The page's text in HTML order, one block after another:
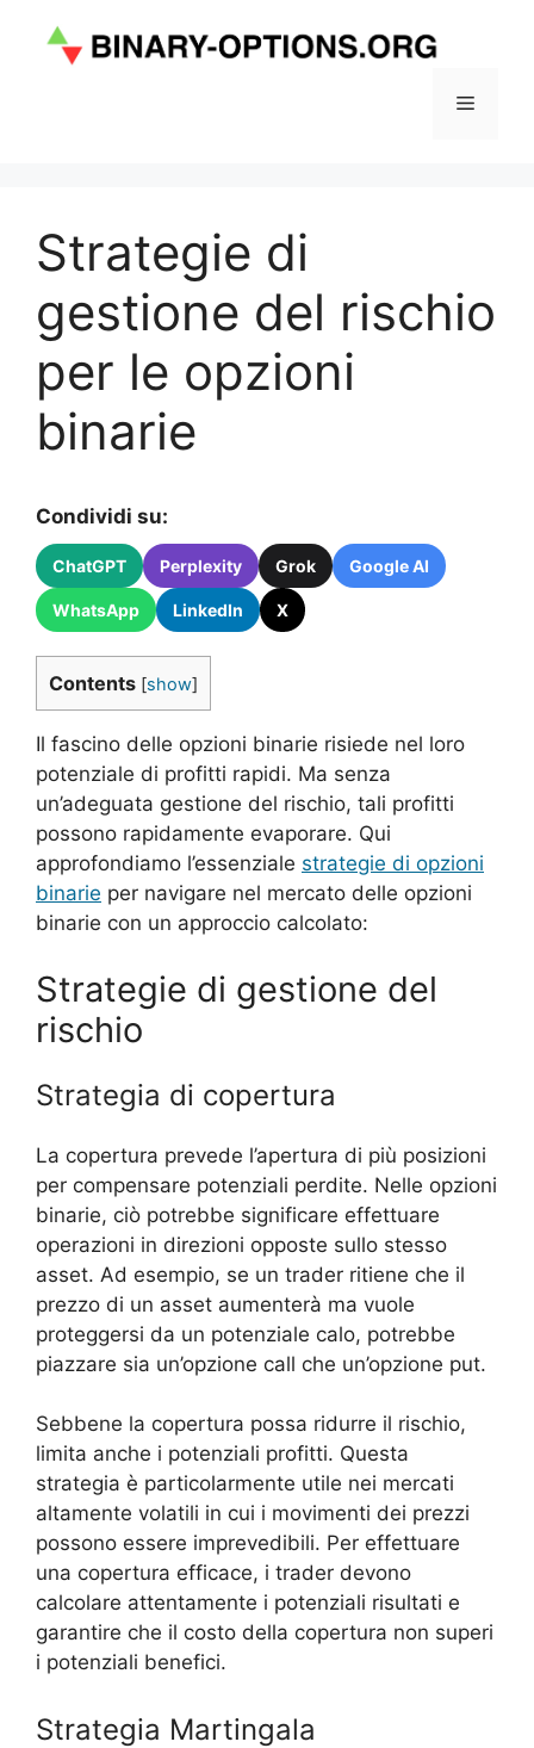
contenuto
Menu
Strategie di
gestione del rischio
per le opzioni
binarie
Condividi su:
ChatGPT Perplexity Grok Google AI
WhatsApp LinkedIn X
Contents [show]
Il fascino delle opzioni binarie risiede nel loro
potenziale di profitti rapidi. Ma senza
un’adeguata gestione del rischio, tali profitti
possono rapidamente evaporare. Qui
approfondiamo l’essenziale strategie di opzioni
binarie per navigare nel mercato delle opzioni
binarie con un approccio calcolato:
Strategie di gestione del
rischio
Strategia di copertura
La copertura prevede l’apertura di più posizioni
per compensare potenziali perdite. Nelle opzioni
binarie, ciò potrebbe significare effettuare
operazioni in direzioni opposte sullo stesso
asset. Ad esempio, se un trader ritiene che il
prezzo di un asset aumenterà ma vuole
proteggersi da un potenziale calo, potrebbe
piazzare sia un’opzione call che un’opzione put.
Sebbene la copertura possa ridurre il rischio,
limita anche i potenziali profitti. Questa
strategia è particolarmente utile nei mercati
altamente volatili in cui i movimenti dei prezzi
possono essere imprevedibili. Per effettuare
una copertura efficace, i trader devono
calcolare attentamente i potenziali risultati e
garantire che il costo della copertura non superi
i potenziali benefici.
Strategia Martingala